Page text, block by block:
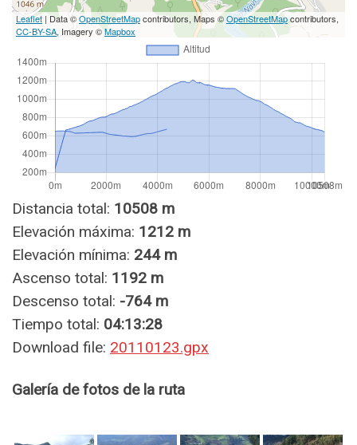
Leaflet | Data ©OpenStreetMapcontributors, Maps ©OpenStreetMapcontributors,
CC-BY-SA, Imagery ©Mapbox
Distancia total: 10508 m
Elevación máxima: 1212 m
Elevación mínima: 244 m
Ascenso total: 1192 m
Descenso total: -764 m
Tiempo total: 04:13:28
Download file: 20110123.gpx
Galería de fotos de la ruta